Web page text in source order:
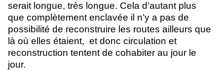
serait longue, très longue. Cela d’autant plus
que complètement enclavée il n’y a pas de
possibilité de reconstruire les routes ailleurs que
là où elles étaient,  et donc circulation et
reconstruction tentent de cohabiter au jour le
jour.